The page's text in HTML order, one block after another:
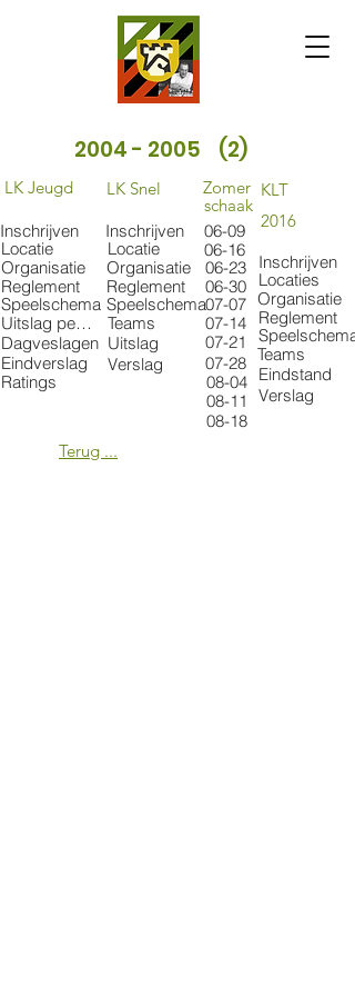
2004 - 2005 (2)
LK Jeugd
Inschrijven
Locatie
Organisatie
Reglement
Speelschema
Uitslag per catgorie
Dagveslagen
Eindverslag
Ratings
Zomer KLT
2016
Inschrijven
Organisatie
Reglement
Locaties
Teams
Eindstand
Verslag
Speelschema
LK Snel
Inschrijven
Locatie
Organisatie
Reglement
Speelschema
Teams
Uitslag
Verslag
06-09
schaak
06-16
06-23
06-30
07-07
07-14
07-28
08-04
07-21
08-11
08-18
Terug ...